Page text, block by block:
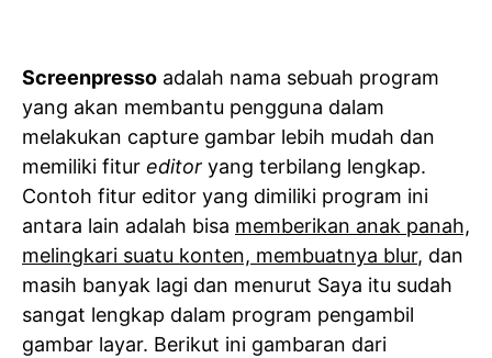
Screenpresso adalah nama sebuah program
yang akan membantu pengguna dalam
melakukan capture gambar lebih mudah dan
memiliki fitur editor yang terbilang lengkap.
Contoh fitur editor yang dimiliki program ini
antara lain adalah bisa memberikan anak panah,
melingkari suatu konten, membuatnya blur, dan
masih banyak lagi dan menurut Saya itu sudah
sangat lengkap dalam program pengambil
gambar layar. Berikut ini gambaran dari